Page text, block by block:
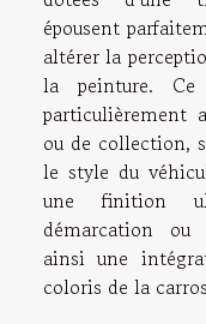
épousent
altérer la
la peinture.
particulièrement
ou de collection,
le style du
une finition
démarcation ou
ainsi une
coloris de la